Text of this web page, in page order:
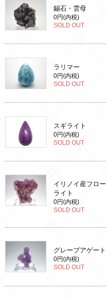
錫石・雲母
0円(内税)
SOLD OUT
ラリマー
0円(内税)
SOLD OUT
スギライト
0円(内税)
SOLD OUT
イリノイ産フロー
ライト
0円(内税)
SOLD OUT
グレープアゲート
0円(内税)
SOLD OUT